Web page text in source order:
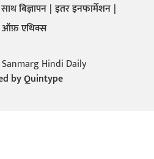
बिज्ञापन इतर इनफार्मेशन
ऑफ़ एथिक्स
Hindi Daily
byQuintype